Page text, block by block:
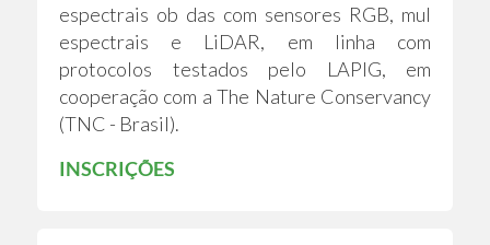
espectrais ob das com sensores RGB, mul
espectrais e LiDAR, em linha com
protocolos testados pelo LAPIG, em
cooperação com a The Nature Conservancy
(TNC - Brasil).
INSCRIÇÕES